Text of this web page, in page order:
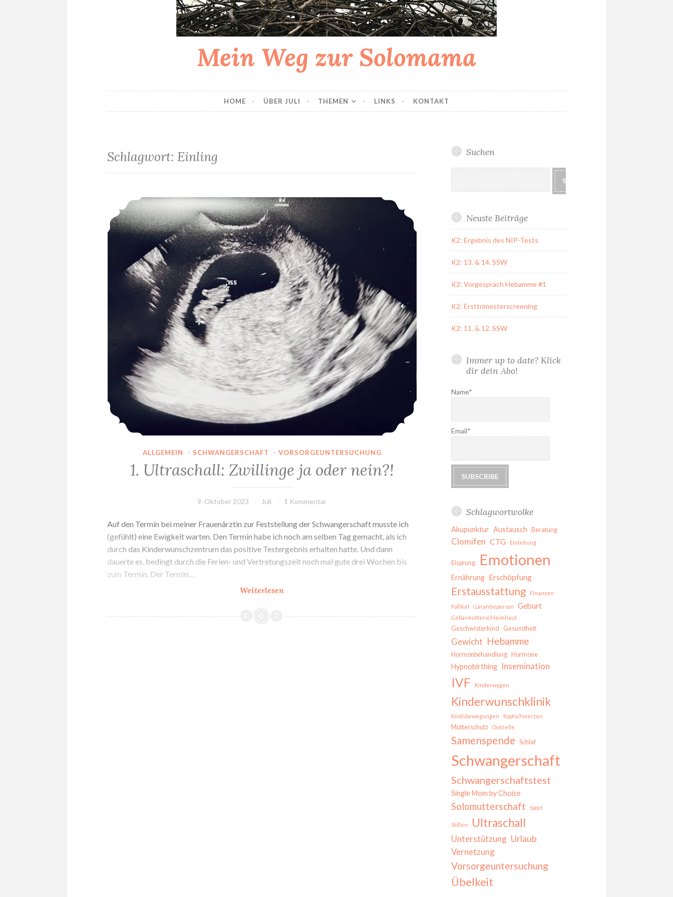
Mein Weg zur Solomama
HOME ÜBER JULI THEMEN LINKS KONTAKT
Schlagwort: Einling
1. Ultraschall: Zwillinge ja oder nein?!
ALLGEMEIN · SCHWANGERSCHAFT · VORSORGEUNTERSUCHUNG
1. Ultraschall: Zwillinge ja oder nein?!
9. Oktober 2023 Juli 1 Kommentar
Auf den Termin bei meiner Frauenärztin zur Feststellung der Schwangerschaft musste ich
(gefühlt) eine Ewigkeit warten. Den Termin habe ich noch am selben Tag gemacht, als ich
durch das Kinderwunschzentrum das positive Testergebnis erhalten hatte. Und dann
dauerte es, bedingt durch die Ferien- und Vertretungszeit noch mal gute drei Wochen bis
zum Termin. Der Termin…
Weiterlesen1.
Zwillinge
Suchen
SUCHEN
Neuste Beiträge
K2: Ergebnis des NIP-Tests
K2: 13. & 14. SSW
K2: Vorgespräch Hebamme #1
K2: Ersttrimesterscreening
K2: 11. & 12. SSW
Immer up to date? Klick
dir dein Abo!
Name*
Email*
Schlagwortwolke
Akupunktur Austausch Beratung
Clomifen CTG Einleitung
Eisprung Emotionen
Ernährung Erschöpfung
Erstausstattung Finanzen
Follikel Garantieperson Geburt
Gebärmutterschleimhaut
Geschwisterkind Gesundheit
Gewicht Hebamme
Hormonbehandlung Hormone
Hypnobirthing Insemination
IVF Kinderwagen
Kinderwunschklinik
Kindsbewegungen Kopfschmerzen
Mutterschutz Ovitrelle
Samenspende Schlaf
Schwangerschaft
Schwangerschaftstest
Single Mom by Choice
Solomutterschaft Sport
Stillen Ultraschall
Unterstützung Urlaub
Vernetzung
Vorsorgeuntersuchung
Übelkeit